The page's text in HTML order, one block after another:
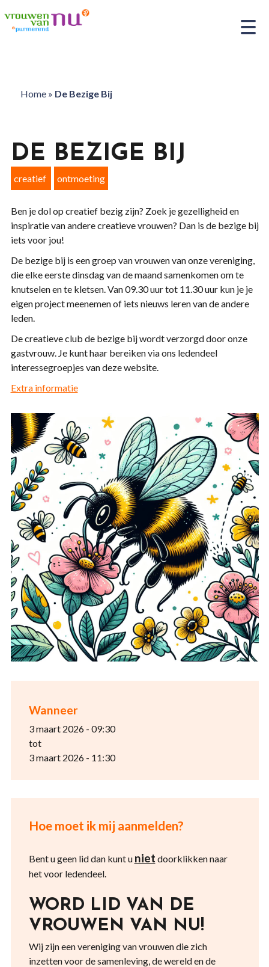
Home» De Bezige Bij
Wanneer
3 maart 2026 - 09:30
tot
3 maart 2026 - 11:30
Hoe moet ik mij aanmelden?
Bent u geen lid dan kunt u niet doorklikken naar
het voor ledendeel.
WORD LID VAN DE
VROUWEN VAN NU!
Wij zijn een vereniging van vrouwen die zich
inzetten voor de samenleving, de wereld en de
DE BEZIGE BIJ
creatief ontmoeting
Ben je dol op creatief bezig zijn? Zoek je gezelligheid en
inspiratie van andere creatieve vrouwen? Dan is de bezige bij
iets voor jou!
De bezige bij is een groep van vrouwen van onze vereniging,
die elke eerste dinsdag van de maand samenkomen om te
knutselen en te kletsen. Van 09.30 uur tot 11.30 uur kun je je
eigen project meenemen of iets nieuws leren van de andere
leden.
De creatieve club de bezige bij wordt verzorgd door onze
gastvrouw. Je kunt haar bereiken via ons ledendeel
interessegroepjes van deze website.
Extra informatie